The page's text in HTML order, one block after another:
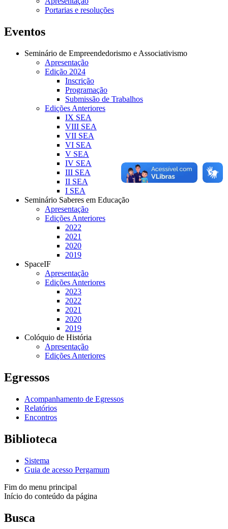
Portarias e resoluções
Eventos
Seminário de Empreendedorismo e Associativismo
Apresentação
Edição 2024
Inscrição
Programação
Submissão de Trabalhos
Edições Anteriores
IX SEA
VIII SEA
VII SEA
VI SEA
V SEA
IV SEA
III SEA
II SEA
I SEA
Seminário Saberes em Educação
Apresentação
Edições Anteriores
2022
2021
2020
2019
SpaceIF
Apresentação
Edições Anteriores
2023
2022
2021
2020
2019
Colóquio de História
Apresentação
Edições Anteriores
Egressos
Acompanhamento de Egressos
Relatórios
Encontros
Biblioteca
Sistema
Guia de acesso Pergamum
Fim do menu principal
Início do conteúdo da página
Busca